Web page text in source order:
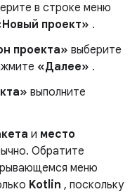
в строке меню
проект» .
проекта» выберите
«Далее» .
выполните
и место
Обратите
меню
Kotlin , поскольку